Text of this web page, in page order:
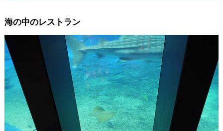
海の中のレストラン